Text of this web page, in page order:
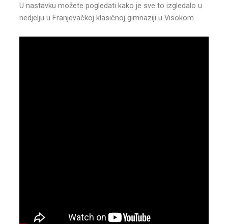
U nastavku možete pogledati kako je sve to izgledalo u
nedjelju u Franjevačkoj klasičnoj gimnaziji u Visokom.